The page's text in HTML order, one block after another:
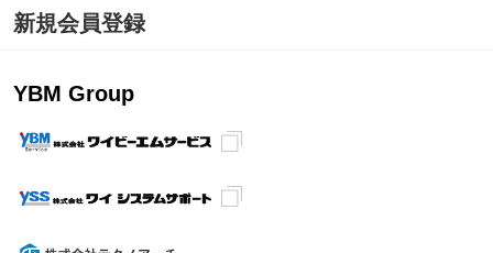
新規会員登録
YBM Group